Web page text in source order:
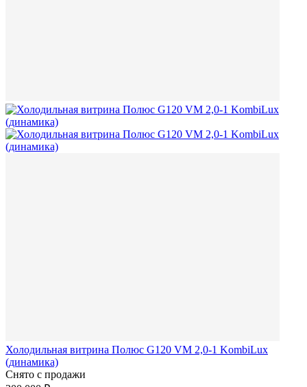
Холодильная витрина Полюс G120 VM 2,0-1 KombiLux
(динамика)
Снято с продажи